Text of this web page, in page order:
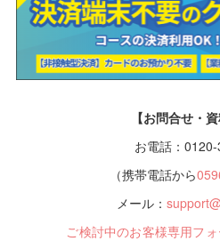
【お問合せ・
お電話：
（携帯電話から
メール：
ご検討中のお客様専用フ